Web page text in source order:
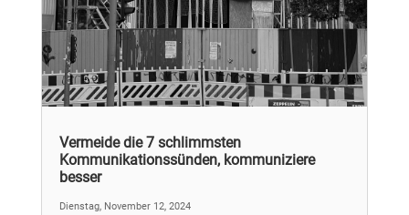
Vermeide die 7 schlimmsten
Kommunikationssünden, kommuniziere
besser
Dienstag, November 12, 2024